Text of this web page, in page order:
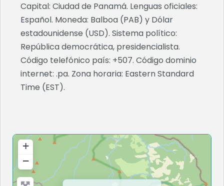
Capital: Ciudad de Panamá. Lenguas oficiales:
Español. Moneda: Balboa (PAB) y Dólar
estadounidense (USD). Sistema político:
República democrática, presidencialista.
Código telefónico país: +507. Código dominio
internet: .pa. Zona horaria: Eastern Standard
Time (EST).
+
−